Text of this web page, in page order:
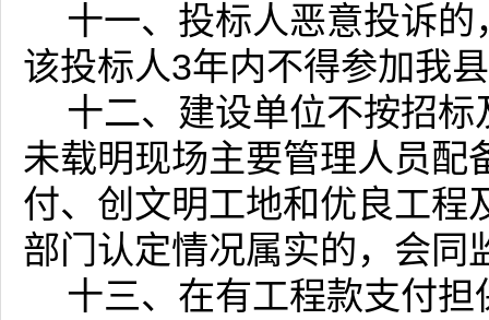
十一、投标人恶意投诉
该投标人3年内不得参加我
十二、建设单位不按招
未载明现场主要管理人员配
付、创文明工地和优良工程
部门认定情况属实的，会同
十三、在有工程款支付